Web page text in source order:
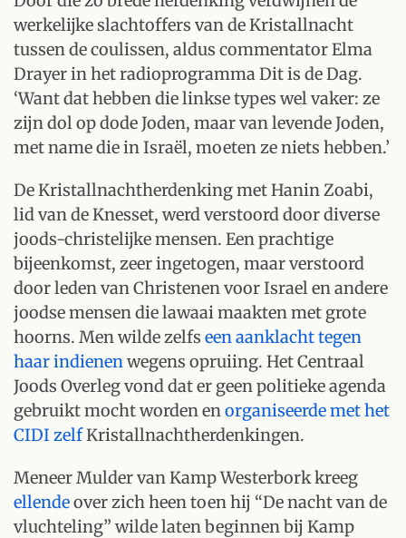
werkelijke slachtoffers van de Kristallnacht
tussen de coulissen, aldus commentator Elma
Drayer in het radioprogramma Dit is de Dag.
‘Want dat hebben die linkse types wel vaker: ze
zijn dol op dode Joden, maar van levende Joden,
met name die in Israël, moeten ze niets hebben.’
De Kristallnachtherdenking met Hanin Zoabi,
lid van de Knesset, werd verstoord door diverse
joods-christelijke mensen. Een prachtige
bijeenkomst, zeer ingetogen, maar verstoord
door leden van Christenen voor Israel en andere
joodse mensen die lawaai maakten met grote
hoorns. Men wilde zelfs een aanklacht tegen
haar indienenwegens opruiing. Het Centraal
Joods Overleg vond dat er geen politieke agenda
gebruikt mocht worden enorganiseerde met het
CIDI zelfKristallnachtherdenkingen.
Meneer Mulder van Kamp Westerbork kreeg
ellendeover zich heen toen hij “De nacht van de
vluchteling” wilde laten beginnen bij Kamp